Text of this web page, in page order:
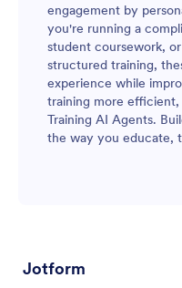
engagement by
you're running a
student coursework,
structured training,
experience while
training more
Training AI Agents.
the way you educate,
Jotform